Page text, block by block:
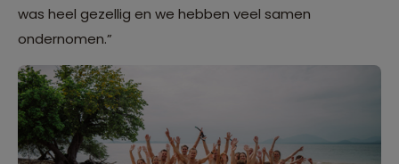
was heel gezellig en we hebben veel samen
ondernomen.”